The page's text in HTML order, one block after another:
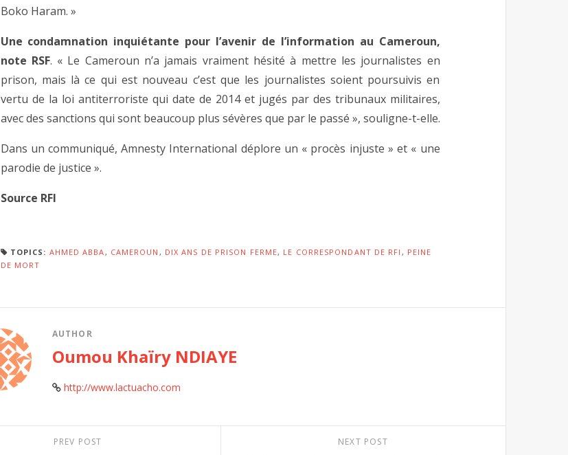
Boko Haram. »
Une condamnation inquiétante pour l’avenir de l’information au Cameroun,
note RSF. « Le Cameroun n’a jamais vraiment hésité à mettre les journalistes en
prison, mais là ce qui est nouveau c’est que les journalistes soient poursuivis en
vertu de la loi antiterroriste qui date de 2014 et jugés par des tribunaux militaires,
avec des sanctions qui sont beaucoup plus sévères que par le passé », souligne-t-elle.
Dans un communiqué, Amnesty International déplore un « procès injuste » et « une
parodie de justice ».
Source RFI
TOPICS: AHMED ABBA , CAMEROUN , DIX ANS DE PRISON FERME, LE CORRESPONDANT DE RFI , PEINE
DE MORT
AUTHOR
Oumou Khaïry NDIAYE
http://www.lactuacho.com
PREV POST NEXT POST